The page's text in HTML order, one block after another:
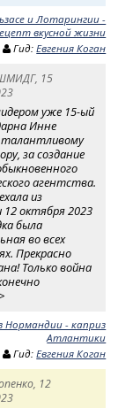
и Лотарингии -
вкусной жизни
Гид:Евгения Коган
15
уже 15-ый
Инне
талантливому
за создание
агентства.
из
октября 2023
была
во всех
Прекрасно
Только война
>
Нормандии - каприз
Атлантики
Гид:Евгения Коган
12